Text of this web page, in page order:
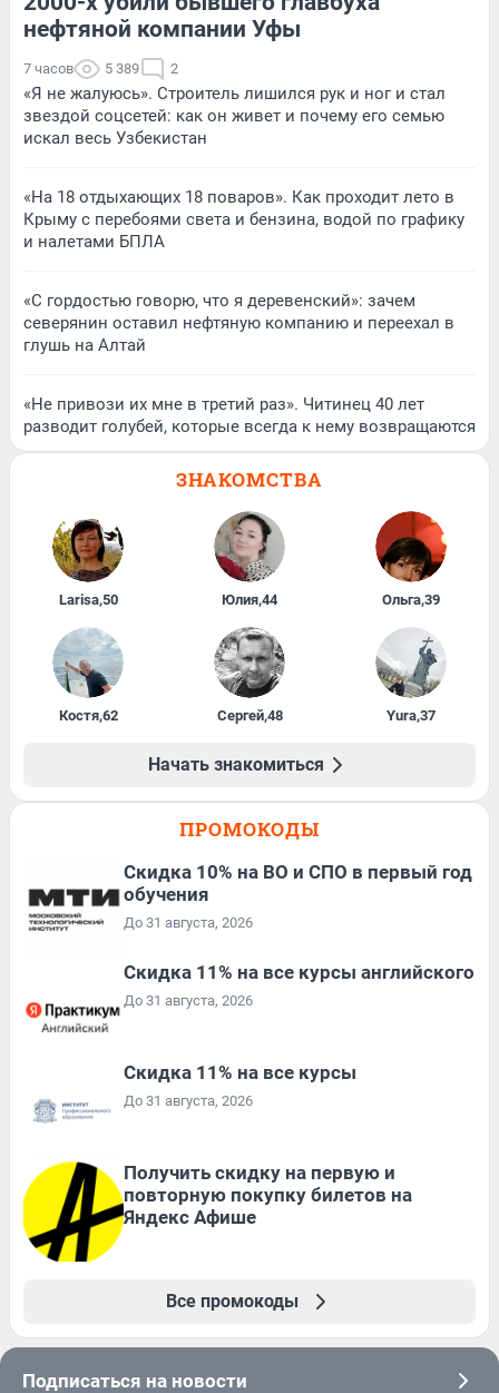
нефтяной компании Уфы
7 часов 5 389 2
«Я не жалуюсь». Строитель лишился рук и ног и стал
звездой соцсетей: как он живет и почему его семью
искал весь Узбекистан
«На 18 отдыхающих 18 поваров». Как проходит лето в
Крыму с перебоями света и бензина, водой по графику
и налетами БПЛА
«С гордостью говорю, что я деревенский»: зачем
северянин оставил нефтяную компанию и переехал в
глушь на Алтай
«Не привози их мне в третий раз». Читинец 40 лет
разводит голубей, которые всегда к нему возвращаются
ЗНАКОМСТВА
Larisa,50 Юлия,44 Ольга,39
Костя,62 Сергей,48 Yura,37
Начать знакомиться
ПРОМОКОДЫ
Скидка 10% на ВО и СПО в первый год
обучения
До 31 августа, 2026
Скидка 11% на все курсы английского
До 31 августа, 2026
Скидка 11% на все курсы
До 31 августа, 2026
Получить скидку на первую и
повторную покупку билетов на
Яндекс Афише
Все промокоды
Подписаться на новости